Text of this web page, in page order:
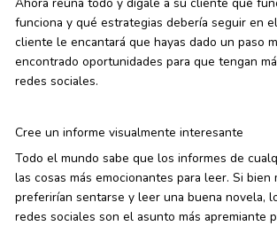
funciona y qué estrategias debería seguir en
cliente le encantará que hayas dado un paso
encontrado oportunidades para que tengan
redes sociales.
Cree un informe visualmente interesante
Todo el mundo sabe que los informes de
las cosas más emocionantes para leer. Si bien
preferirían sentarse y leer una buena novela,
redes sociales son el asunto más apremiante